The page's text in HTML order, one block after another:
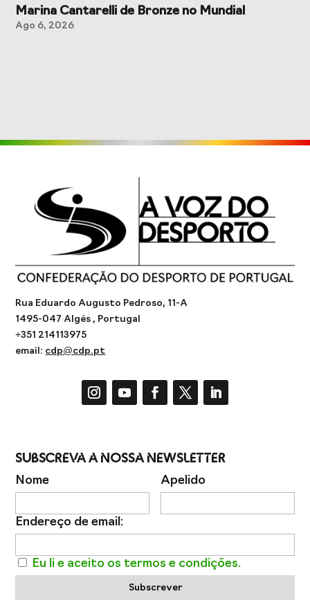
Marina Cantarelli de Bronze no Mundial
Ago 6, 2026
Rua Eduardo Augusto Pedroso, 11-A
1495-047 Algés , Portugal
+351 214113975
email: cdp@cdp.pt
Subscreva a Nossa Newsletter
Nome Apelido
Endereço de email:
Eu li e aceito os termos e condições.
Subscrever